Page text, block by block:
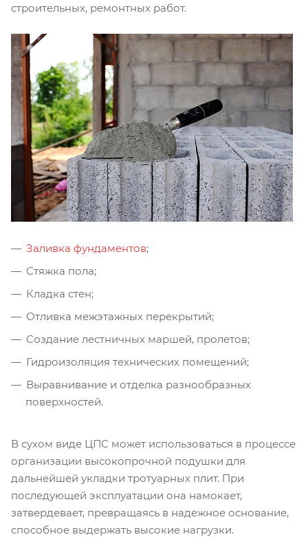
строительных, ремонтных работ.
Заливка фундаментов;
Стяжка пола;
Кладка стен;
Отливка межэтажных перекрытий;
Создание лестничных маршей, пролетов;
Гидроизоляция технических помещений;
Выравнивание и отделка разнообразных
поверхностей.
В сухом виде ЦПС может использоваться в процессе
организации высокопрочной подушки для
дальнейшей укладки тротуарных плит. При
последующей эксплуатации она намокает,
затвердевает, превращаясь в надежное основание,
способное выдержать высокие нагрузки.